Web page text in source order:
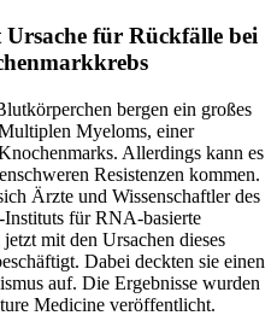
für Rückfälle bei
bergen ein großes
Myeloms, einer
Allerdings kann es
Resistenzen kommen.
Ärzte und Wissenschaftler des
für RNA-basierte
mit den Ursachen dieses
Dabei deckten sie einen
auf. Die Ergebnisse wurden
Medicine veröffentlicht.